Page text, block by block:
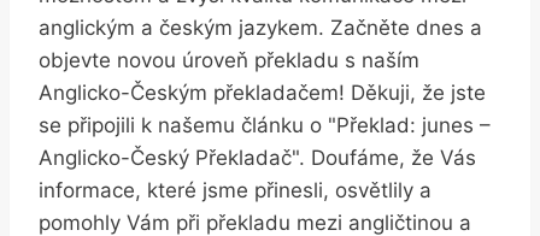
anglickým a českým jazykem. Začněte dnes a
⁣objevte novou úroveň překladu⁢ s naším
Anglicko-Českým překladačem! Děkuji, že​ jste
⁣se připojili k ⁣našemu článku‍ o "Překlad: junes –
Anglicko-Český Překladač". Doufáme, ‍že Vás⁣
informace, které jsme⁢ přinesli, ​osvětlily a
pomohly Vám ⁣při⁢ překladu mezi⁣ angličtinou ⁣a ​